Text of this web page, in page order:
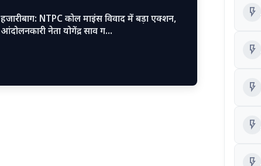
हजारीबाग: NTPC कोल माइंस विवाद में बड़ा एक्शन,
आंदोलनकारी नेता योगेंद्र साव ग…
flash_on
flash_on
flash_on
flash_on
flash_on